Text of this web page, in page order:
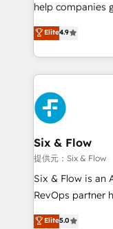
build We can do lots of things. But everything we do
is there for you to: - Grow revenue, and run
business more efficiently -
relationships with
decisions with data - Find a new voice
more people - Get the most out of your HubSpot
investment
help companies
process-
Marketing, Sales,
so selling and
feels easy and pain-free. We
HubSpot Elite
and Customer
Reviews and 4.9/5
helps the following
improvement &
SaaS, Software
the United
Elite4.9
Six & Flow
提供元：Six & Flow
Six & Flow is an
RevOps partner
grow with clarity,
Elite5.0